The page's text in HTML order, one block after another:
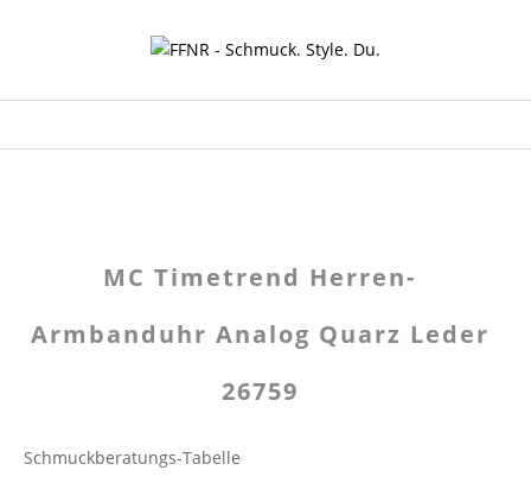
MC Timetrend Herren-
Armbanduhr Analog Quarz Leder
26759
Schmuckberatungs-Tabelle